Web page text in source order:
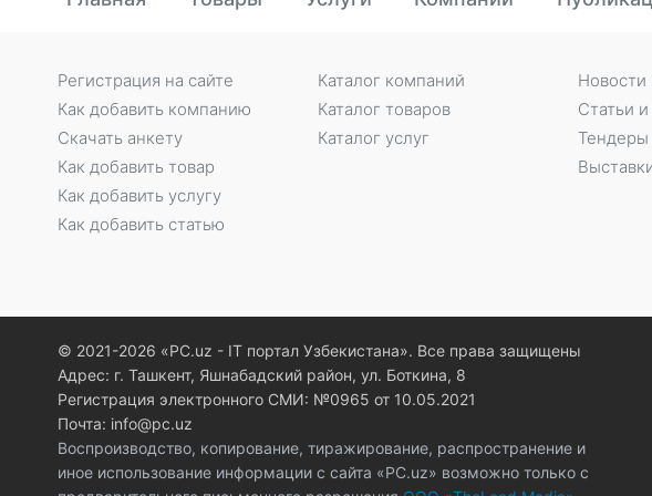
Регистрация на сайте
Как добавить компанию
Скачать анкету
Как добавить товар
Как добавить услугу
Как добавить статью
Каталог компаний
Каталог товаров
Каталог услуг
Новости
Статьи
Тендеры
© 2021-2026 «PC.uz - IT портал Узбекистана». Все права защищены
Адрес: г. Ташкент, Яшнабадский район, ул. Боткина, 8
Регистрация электронного СМИ: №0965 от 10.05.2021
Почта: info@pc.uz
Воспроизводство, копирование, тиражирование, распространение и
иное использование информации с сайта «PC.uz» возможно только с